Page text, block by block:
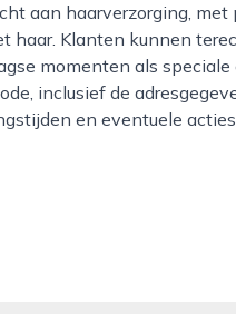
aan haarverzorging,
haar. Klanten kunnen
momenten als
inclusief de
en eventuele